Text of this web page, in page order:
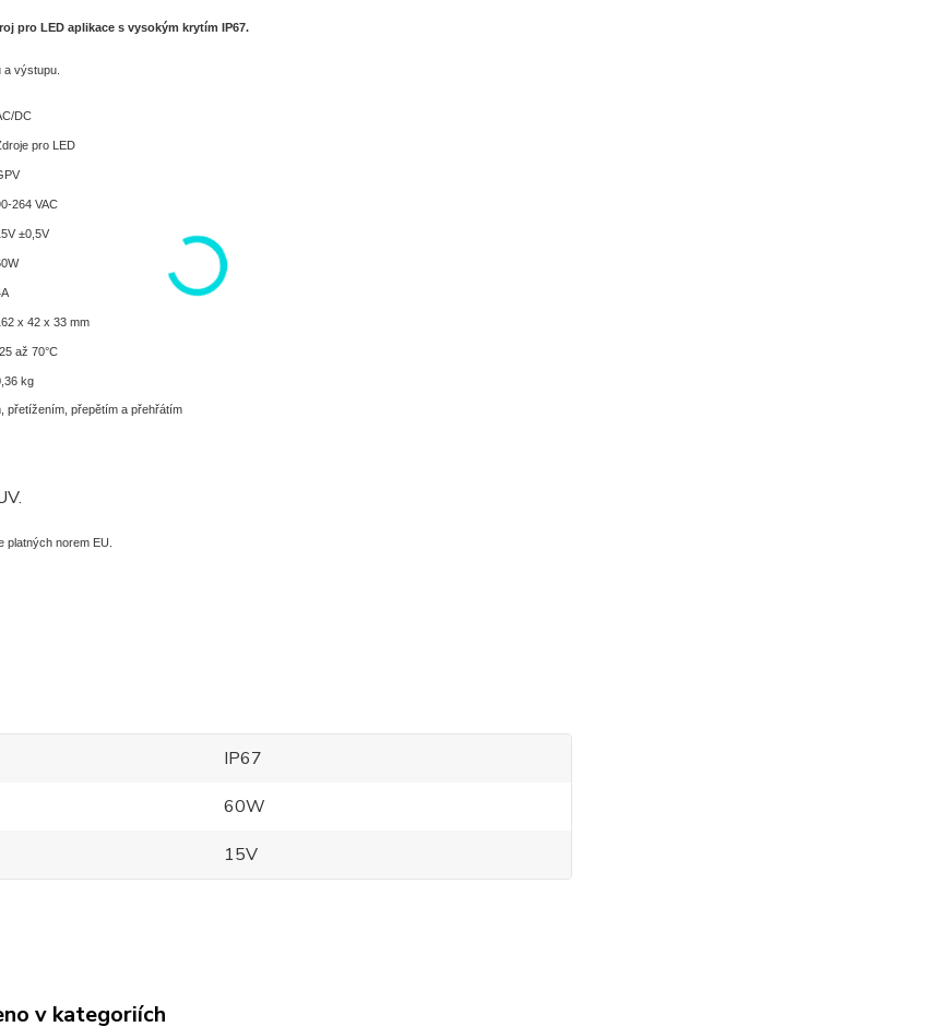
pro LED aplikace s vysokým krytím IP67.
a výstupu.
DC
pro LED
264 VAC
±0,5V
x 42 x 33 mm
až 70°C
kg
přetížením, přepětím a přehřátím
platných norem EU.
IP67
60W
15V
v kategoriích